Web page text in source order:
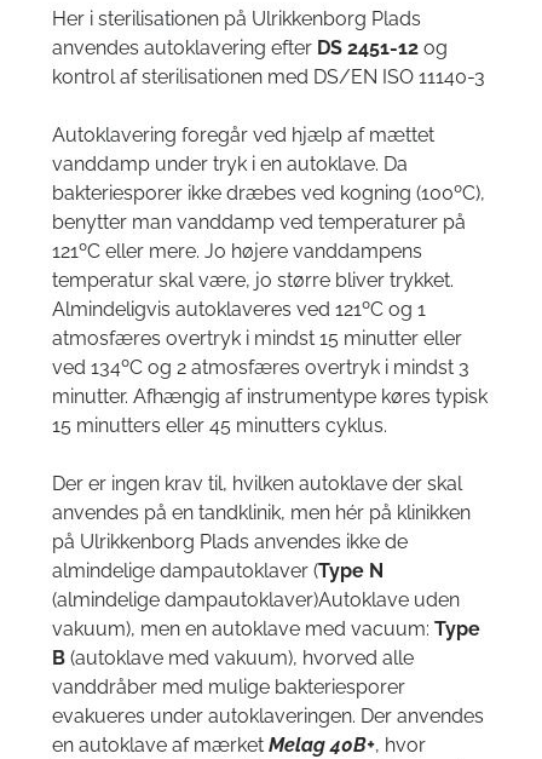
Her i sterilisationen på Ulrikkenborg Plads
anvendes autoklavering efter DS 2451-12og
kontrol af sterilisationen med DS/EN ISO 11140-3
Autoklavering foregår ved hjælp af mættet
vanddamp under tryk i en autoklave. Da
bakteriesporer ikke dræbes ved kogning (100ºC),
benytter man vanddamp ved temperaturer på
121ºC eller mere. Jo højere vanddampens
temperatur skal være, jo større bliver trykket.
Almindeligvis autoklaveres ved 121ºC og 1
atmosfæres overtryk i mindst 15 minutter eller
ved 134ºC og 2 atmosfæres overtryk i mindst 3
minutter. Afhængig af instrumentype køres typisk
15 minutters eller 45 minutters cyklus.
Der er ingen krav til, hvilken autoklave der skal
anvendes på en tandklinik, men hér på klinikken
på Ulrikkenborg Plads anvendes ikke de
almindelige dampautoklaver (Type N
(almindelige dampautoklaver)Autoklave uden
vakuum), men en autoklave med vacuum:Type
B (autoklave med vakuum), hvorved alle
vanddråber med mulige bakteriesporer
evakueres under autoklaveringen. Der anvendes
en autoklave af mærketMelag 40B+, hvor